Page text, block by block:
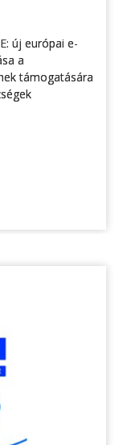
új európai e-
a
támogatására